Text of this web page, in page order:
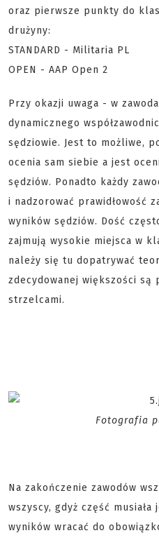
oraz pierwsze punkty do
drużyny:
STANDARD - Militaria PL
OPEN - AAP Open 2
Przy okazji uwaga - w
dynamicznego
sędziowie. Jest to możliwe,
ocenia sam siebie a jest
sędziów. Ponadto każdy
i nadzorować prawidłowość
wyników sędziów. Dość
zajmują wysokie miejsca w
należy się tu dopatrywać
zdecydowanej większości
strzelcami.
Fotografia
Na zakończenie zawodów
wszyscy, gdyż część
wyników wracać do